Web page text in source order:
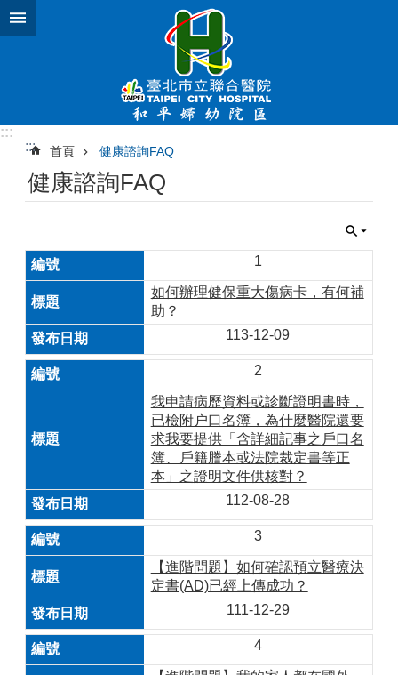
跳到主要內容區塊
:::
:::
首頁 健康諮詢FAQ
健康諮詢FAQ
1
如何辦理健保重大傷病卡，有何補
助？
113-12-09
2
我申請病歷資料或診斷證明書時，
已檢附户口名簿，為什麼醫院還要
求我要提供「含詳細記事之戶口名
簿、戶籍謄本或法院裁定書等正
本」之證明文件供核對？
112-08-28
3
【進階問題】如何確認預立醫療決
定書(AD)已經上傳成功？
111-12-29
4